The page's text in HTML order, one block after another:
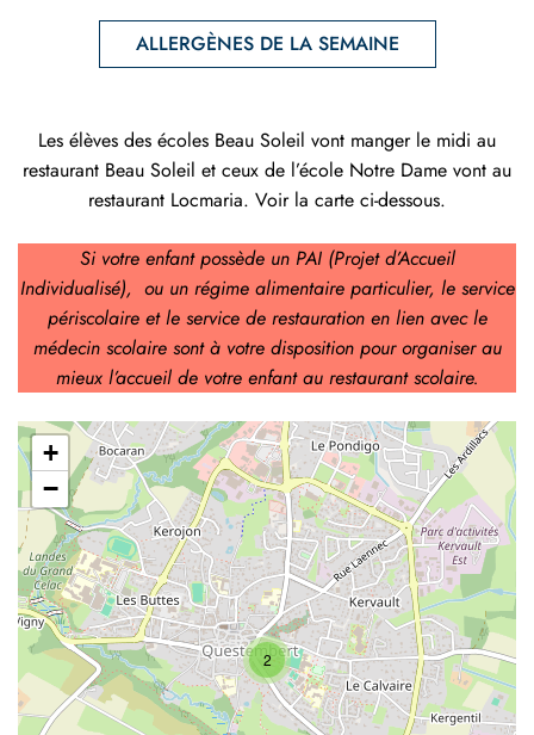
ALLERGÈNES DE LA SEMAINE
Les élèves des écoles Beau Soleil vont manger le midi au
restaurant Beau Soleil et ceux de l’école Notre Dame vont au
restaurant Locmaria. Voir la carte ci-dessous.
Si votre enfant possède un PAI (Projet d’Accueil
Individualisé), ou un régime alimentaire particulier, le service
périscolaire et le service de restauration en lien avec le
médecin scolaire sont à votre disposition pour organiser au
mieux l’accueil de votre enfant au restaurant scolaire.
2
+
−